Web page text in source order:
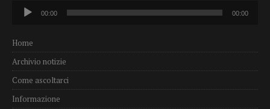
Audio
Player
00:00 00:00
Home
Archivio notizie
Come ascoltarci
Informazione